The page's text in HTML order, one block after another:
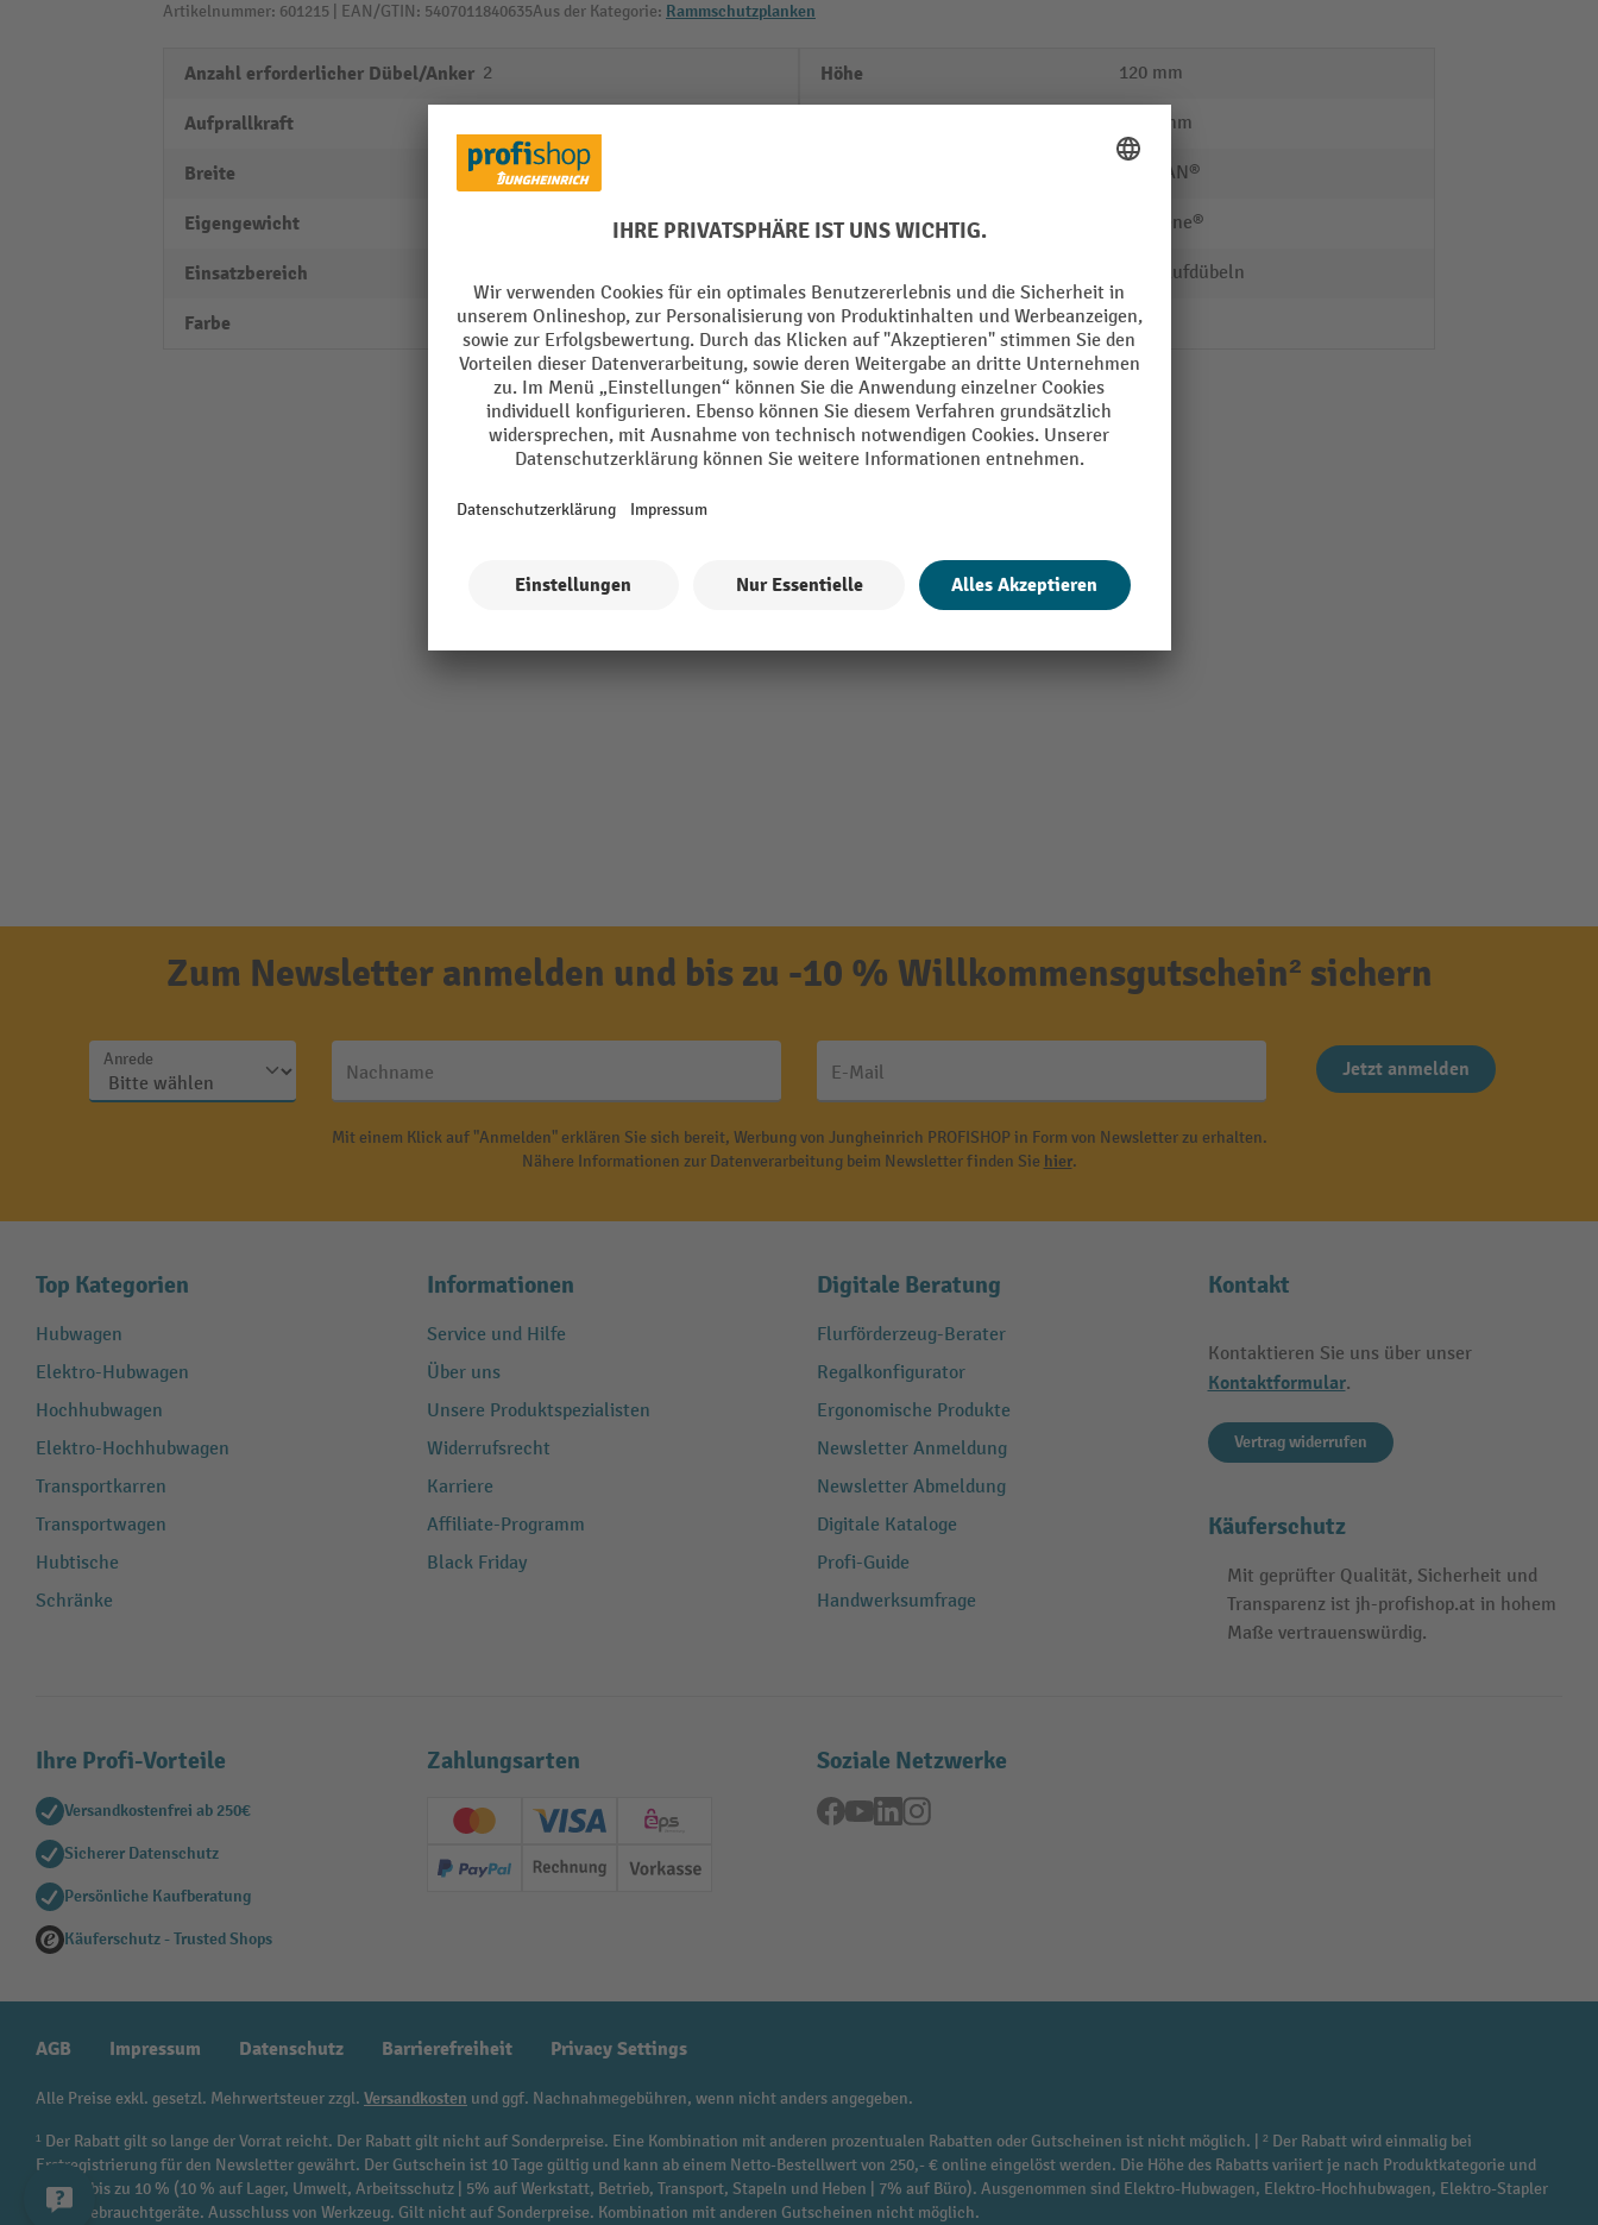
Artikelnummer: 601215 | EAN/GTIN: 5407011840635Aus der Kategorie: Rammschutzplanken
Anzahl erforderlicher Dübel/Anker 2
Aufprallkraft
Breite 120 mm
Eigengewicht
Einsatzbereich
Farbe gelb / schwarz
Höhe 120 mm
1000 mm
BOPLAN®
Material Extrilene®
Zum Aufdübeln
Montagematerial inklusive ja
Alle technische Details anzeigen
Zum Newsletter anmelden und bis zu -10 % Willkommensgutschein² sichern
Anrede
Nachname E-Mail Jetzt anmelden
Mit einem Klick auf "Anmelden" erklären Sie sich bereit, Werbung von Jungheinrich PROFISHOP in Form von Newsletter zu erhalten.
Nähere Informationen zur Datenverarbeitung beim Newsletter finden Sie hier.
Top Kategorien
Hubwagen
Elektro-Hubwagen
Hochhubwagen
Elektro-Hochhubwagen
Transportkarren
Transportwagen
Hubtische
Schränke
Informationen
Service und Hilfe
Über uns
Unsere Produktspezialisten
Widerrufsrecht
Karriere
Affiliate-Programm
Black Friday
Digitale Beratung
Flurförderzeug-Berater
Regalkonfigurator
Ergonomische Produkte
Newsletter Anmeldung
Newsletter Abmeldung
Digitale Kataloge
Profi-Guide
Handwerksumfrage
Kontakt
Kontaktieren Sie uns über unser
Kontaktformular.
Vertrag widerrufen
Käuferschutz
Mit geprüfter Qualität, Sicherheit und
Transparenz ist jh-profishop.at in hohem
Maße vertrauenswürdig.
Ihre Profi-Vorteile
Versandkostenfrei ab 250€
Sicherer Datenschutz
Persönliche Kaufberatung
Käuferschutz - Trusted Shops
Zahlungsarten
Creditcard (Master)Creditcard (Visa)
EPS
PayPal Rechnung Vorkasse
Soziale Netzwerke
Facebook
YouTubeLinkedInInstagram
AGB Impressum Datenschutz Barrierefreiheit Privacy Settings
Alle Preise exkl. gesetzl. Mehrwertsteuer zzgl. Versandkosten und ggf. Nachnahmegebühren, wenn nicht anders angegeben.
¹ Der Rabatt gilt so lange der Vorrat reicht. Der Rabatt gilt nicht auf Sonderpreise. Eine Kombination mit anderen prozentualen Rabatten oder Gutscheinen ist nicht möglich. | ² Der Rabatt wird einmalig bei
Erstregistrierung für den Newsletter gewährt. Der Gutschein ist 10 Tage gültig und kann ab einem Netto-Bestellwert von 250,- € online eingelöst werden. Die Höhe des Rabatts variiert je nach Produktkategorie und
beträgt bis zu 10 % (10 % auf Lager, Umwelt, Arbeitsschutz | 5% auf Werkstatt, Betrieb, Transport, Stapeln und Heben | 7% auf Büro). Ausgenommen sind Elektro-Hubwagen, Elektro-Hochhubwagen, Elektro-Stapler
sowie Gebrauchtgeräte. Ausschluss von Werkzeug. Gilt nicht auf Sonderpreise. Kombination mit anderen Gutscheinen nicht möglich.